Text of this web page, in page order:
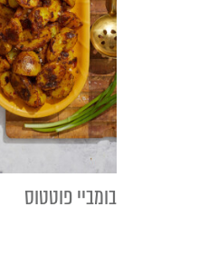
בומביי פוטטוס